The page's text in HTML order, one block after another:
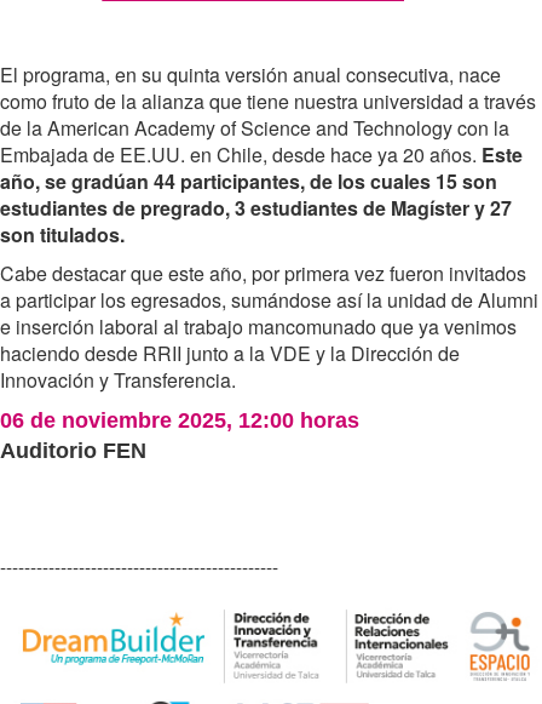
El programa, en su quinta versión anual consecutiva, nace
como fruto de la alianza que tiene nuestra universidad a través
de la American Academy of Science and Technology con la
Embajada de EE.UU. en Chile, desde hace ya 20 años. Este
año, se gradúan 44 participantes, de los cuales 15 son
estudiantes de pregrado, 3 estudiantes de Magíster y 27
son titulados.
Cabe destacar que este año, por primera vez fueron invitados
a participar los egresados, sumándose así la unidad de Alumni
e inserción laboral al trabajo mancomunado que ya venimos
haciendo desde RRII junto a la VDE y la Dirección de
Innovación y Transferencia.
06 de noviembre 2025, 12:00 horas
Auditorio FEN
----------------------------------------------